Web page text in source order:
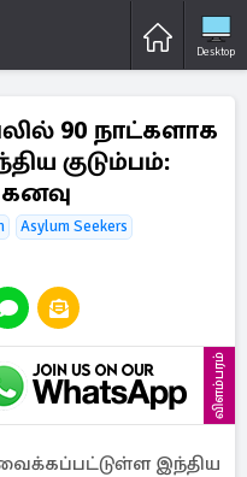
Desktop
90 நாட்களாக
குடும்பம்:
Asylum Seekers
விளம்பரம்
இந்திய